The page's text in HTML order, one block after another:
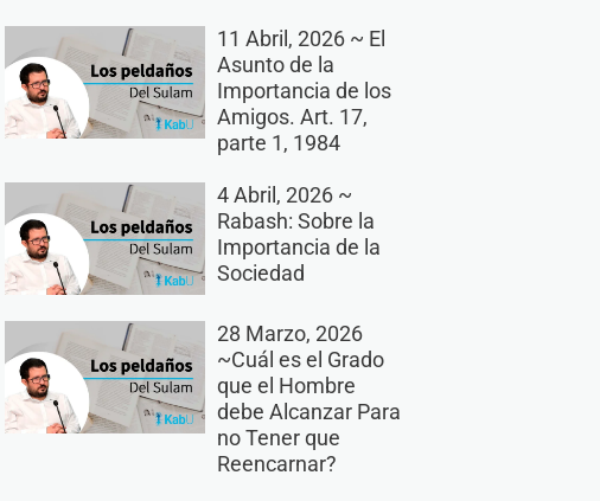
11 Abril, 2026 ~ El
Asunto de la
Importancia de los
Amigos. Art. 17,
parte 1, 1984
4 Abril, 2026 ~
Rabash: Sobre la
Importancia de la
Sociedad
28 Marzo, 2026
~Cuál es el Grado
que el Hombre
debe Alcanzar Para
no Tener que
Reencarnar?